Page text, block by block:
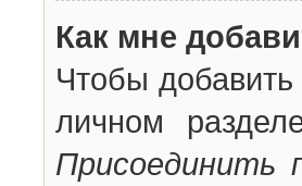
Как мне
Чтобы
личном
Присоединить